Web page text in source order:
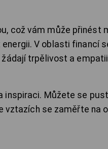
což vám může přinést
V oblasti financí
trpělivost a
inspiraci. Můžete se
vztazích se zaměřte na